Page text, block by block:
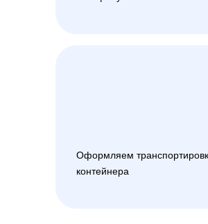
Оформляем
контейнера